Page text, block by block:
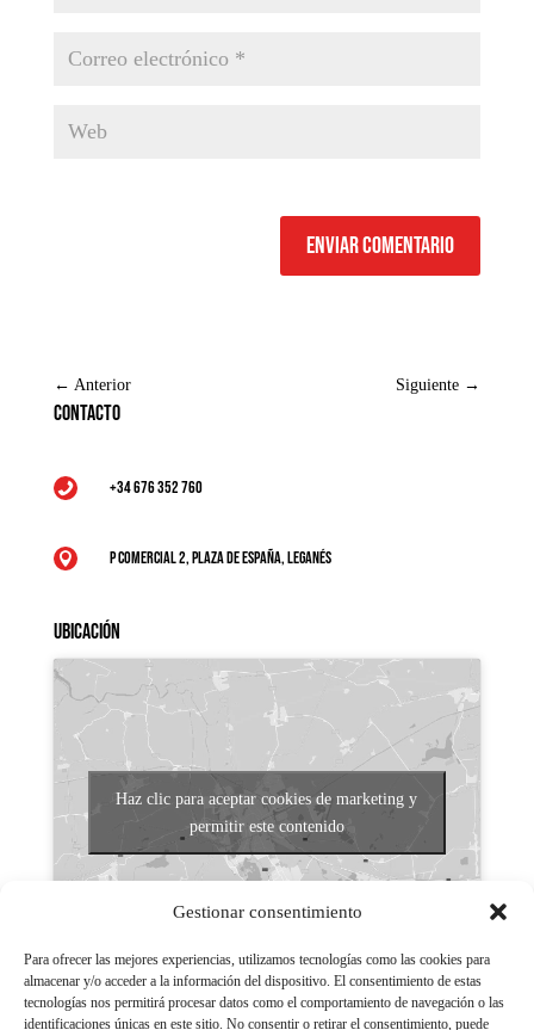
Gestionar consentimiento
Para ofrecer las mejores experiencias, utilizamos tecnologías como las cookies para
almacenar y/o acceder a la información del dispositivo. El consentimiento de estas
tecnologías nos permitirá procesar datos como el comportamiento de navegación o las
identificaciones únicas en este sitio. No consentir o retirar el consentimiento, puede
Enviar comentario
← Anterior Siguiente →
Contacto
 +34 676 352 760
 P Comercial 2, Plaza de España, Leganés
Ubicación
Haz clic para aceptar cookies de marketing y
permitir este contenido
Aviso legal